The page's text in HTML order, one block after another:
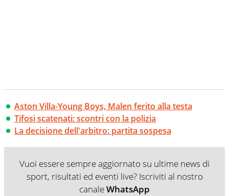
Aston Villa-Young Boys, Malen ferito alla testa
Tifosi scatenati: scontri con la polizia
La decisione dell'arbitro: partita sospesa
Vuoi essere sempre aggiornato su ultime news di
sport, risultati ed eventi live? Iscriviti al nostro
canaleWhatsApp